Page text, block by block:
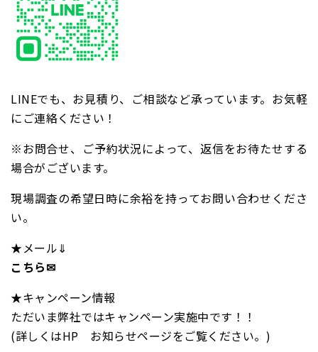
LINEでも、お見積り、ご相談など承っています。お気軽
にご連絡ください！
※お問合せ、ご予約状況によって、返信をお待たせする
場合がございます。
現場調査の希望日時に余裕を持ってお問い合わせくださ
い。
★メール⇓
こちら✉
★キャンペーン情報
ただいま弊社ではキャンペーン実施中です！！
(詳しくはHP お知らせページをご覧ください。)